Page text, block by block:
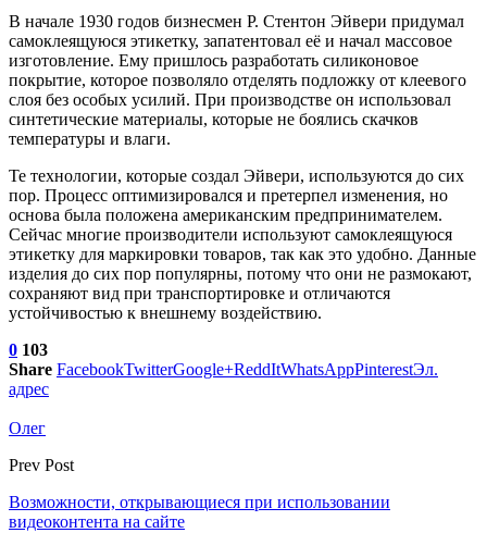
В начале 1930 годов бизнесмен Р. Стентон Эйвери придумал
самоклеящуюся этикетку, запатентовал её и начал массовое
изготовление. Ему пришлось разработать силиконовое
покрытие, которое позволяло отделять подложку от клеевого
слоя без особых усилий. При производстве он использовал
синтетические материалы, которые не боялись скачков
температуры и влаги.
Те технологии, которые создал Эйвери, используются до сих
пор. Процесс оптимизировался и претерпел изменения, но
основа была положена американским предпринимателем.
Сейчас многие производители используют самоклеящуюся
этикетку для маркировки товаров, так как это удобно. Данные
изделия до сих пор популярны, потому что они не размокают,
сохраняют вид при транспортировке и отличаются
устойчивостью к внешнему воздействию.
0 103
Share FacebookTwitterGoogle+ReddItWhatsAppPinterestЭл.
адрес
Олег
Prev Post
Возможности, открывающиеся при использовании
видеоконтента на сайте